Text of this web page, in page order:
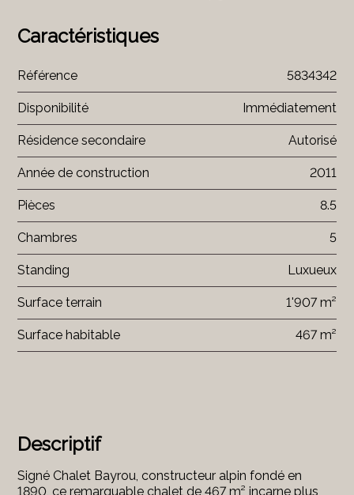
Descriptif
Signé Chalet Bayrou, constructeur alpin fondé en
1890, ce remarquable chalet de 467 m² incarne plus
Caractéristiques
Référence 5834342
Disponibilité Immédiatement
Résidence secondaire Autorisé
Année de construction 2011
Pièces 8.5
Chambres 5
Standing Luxueux
Surface terrain 1'907 m²
Surface habitable 467 m²